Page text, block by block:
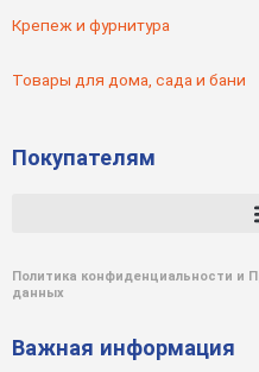
Крепеж и фурнитура
Товары для дома, сада и бани
Покупателям
Политика конфиденциальности и
данных
Важная информация